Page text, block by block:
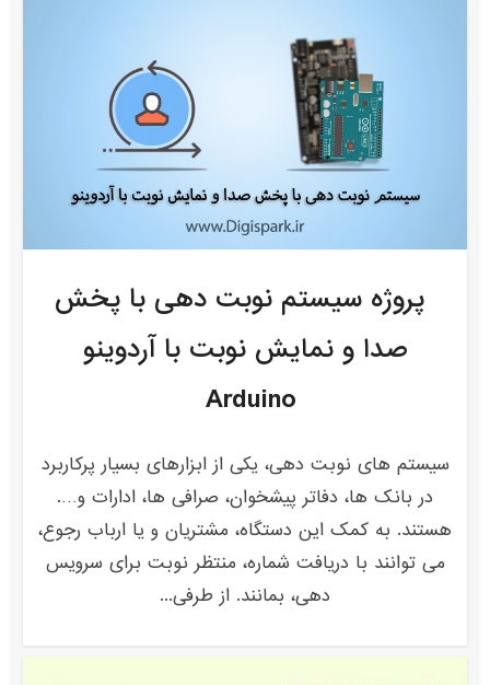
پروژه سیستم نوبت دهی با پخش
صدا و نمایش نوبت با آردوینو
Arduino
سیستم های نوبت دهی، یکی از ابزارهای بسیار پرکاربرد
در بانک ها، دفاتر پیشخوان، صرافی ها، ادارات و….
هستند. به کمک این دستگاه، مشتریان و یا ارباب رجوع،
می توانند با دریافت شماره، منتظر نوبت برای سرویس
دهی، بمانند. از طرفی...